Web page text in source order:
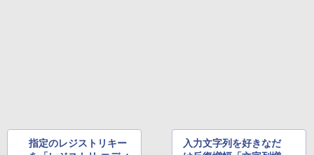
指定のレジストリキー
入力文字列を好きなだ